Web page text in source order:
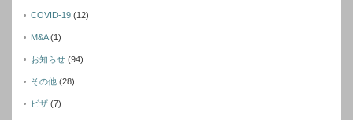
COVID-19 (12)
M&A(1)
お知らせ (94)
その他 (28)
ビザ (7)